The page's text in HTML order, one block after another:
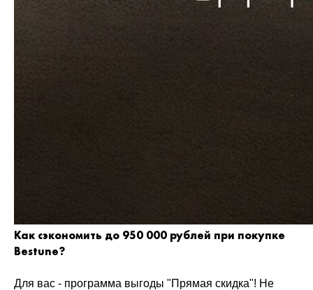
Как сэкономить до 950 000 рублей при покупке
Bestune?
Для вас - программа выгоды "Прямая скидка"! Не